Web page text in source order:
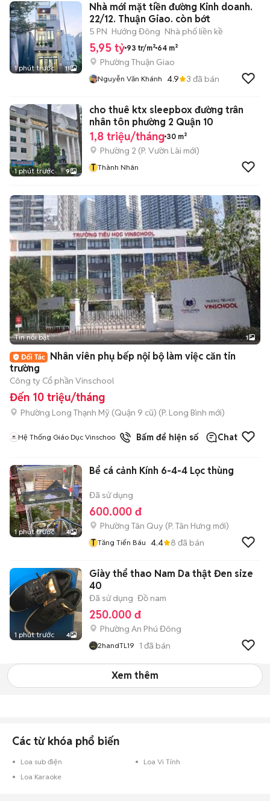
1 phút trước 11
Nhà mới mặt tiền đường Kinh doanh.
22/12. Thuận Giao. còn bớt
5 PN Hướng Đông Nhà phố liền kề
5,95 tỷ 93 tr/m² 64 m²
Phường Thuận Giao
Nguyễn Văn Khánh 4.9 3 đã bán
1 phút trước 9
cho thuê ktx sleepbox đường trân
nhân tôn phường 2 Quận 10
1,8 triệu/tháng 30 m²
Phường 2 (P. Vườn Lài mới)
T Thành Nhân
Tin nổi bật 1
Nhân viên phụ bếp nội bộ làm việc căn tin
trường
Công ty Cổ phần Vinschool
Đến 10 triệu/tháng
Phường Long Thạnh Mỹ (Quận 9 cũ) (P. Long Bình mới)
Hệ Thống Giáo Dục Vinschool Bấm để hiện số Chat
1 phút trước 4
Bể cá cảnh Kính 6-4-4 Lọc thùng
Đã sử dụng
600.000 đ
Phường Tân Quy (P. Tân Hưng mới)
T Tăng Tiến Báu 4.4 8 đã bán
1 phút trước 4
Giày thể thao Nam Da thật Đen size
40
Đã sử dụng Đồ nam
250.000 đ
Phường An Phú Đông
2handTL19 1 đã bán
Xem thêm
Các từ khóa phổ biến
Loa sub điện
Loa Vi Tính
Loa Karaoke